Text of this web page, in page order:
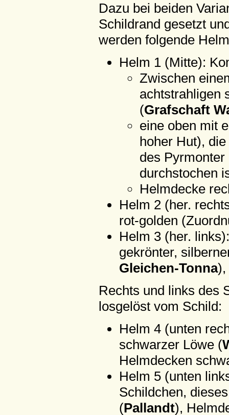
Dazu bei beiden
Schildrand gesetzt
werden folgende
Helm 1 (Mitte):
Zwischen
achtstrahligen
(Grafschaft
eine oben mit
hoher Hut),
des
durchstochen
Helmdecke
Helm 2 (her.
rot-golden
Helm 3 (her.
gekrönter,
Gleichen-Tonna),
Rechts und links des
losgelöst vom Schild:
Helm 4 (unten
schwarzer Löwe (
Helmdecken
Helm 5 (unten
Schildchen,
(Pallandt),